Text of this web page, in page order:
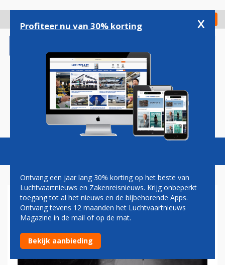
gaan
Check in
Magazine Podcasts Vacatures
PAUL MELKERT: NOTICE THIS
Profiteer nu van 30% korting x
Ontvang een jaar lang 30% korting op het beste van
Luchtvaartnieuws en Zakenreisnieuws. Krijg onbeperkt
toegang tot al het nieuws en de bijbehorende Apps.
Ontvang tevens 12 maanden het Luchtvaartnieuws
Magazine in de mail of op de mat.
Bekijk aanbieding